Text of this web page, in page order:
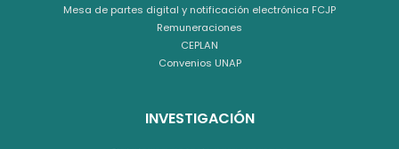
Mesa de partes digital y notificación electrónica FCJP
Remuneraciones
CEPLAN
Convenios UNAP
INVESTIGACIÓN